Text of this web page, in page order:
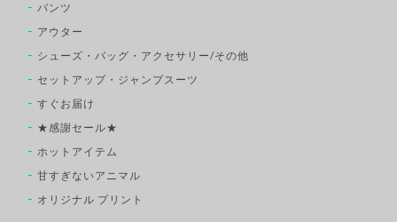
パンツ
アウター
シューズ・バッグ・アクセサリー/その他
セットアップ・ジャンプスーツ
すぐお届け
★感謝セール★
ホットアイテム
甘すぎないアニマル
オリジナル プリント